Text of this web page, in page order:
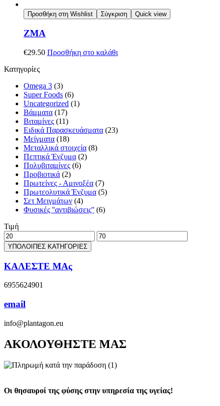
Προσθήκη στη Wishlist Σύγκριση Quick view
ZMA
€29.50 Προσθήκη στο καλάθι
Κατηγορίες
Omega 3 (3)
Super Foods (6)
Uncategorized (1)
Βάμματα (17)
Βιταμίνες (11)
Ειδικά Παρασκευάσματα (23)
Μείγματα (18)
Μεταλλικά στοιχεία (8)
Πεπτικά Ένζυμα (2)
Πολυβιταμίνες (6)
Προβιοτικά (2)
Πρωτείνες - Αμινοξέα (7)
Πρωτεολυτικά Ένζυμα (5)
Σετ Μειγμάτων (4)
Φυσικές ''αντιβιώσεις'' (6)
Τιμή
Ελάχιστη
τιμή
Μέγιστη
τιμή
ΥΠΟΛΟΙΠΕΣ ΚΑΤΗΓΟΡΙΕΣ
ΚΑΛΕΣΤΕ ΜΑς
6955624901
email
info@plantagon.eu
ΑΚΟΛΟΥΘΗΣΤΕ ΜΑΣ
Οι θησαυροί της φύσης στην υπηρεσία της υγείας!